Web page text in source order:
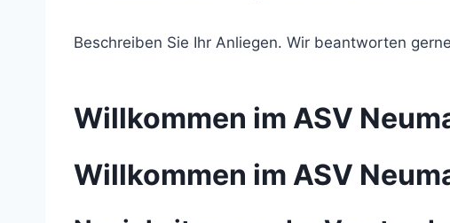
Beschreiben Sie Ihr Anliegen. Wir beantworten
Willkommen im ASV
Willkommen im ASV